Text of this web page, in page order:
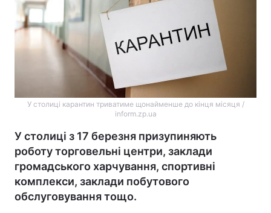
У столиці карантин триватиме щонайменше до кінця місяця /
inform.zp.ua
У столиці з 17 березня призупиняють
роботу торговельні центри, заклади
громадського харчування, спортивні
комплекси, заклади побутового
обслуговування тощо.